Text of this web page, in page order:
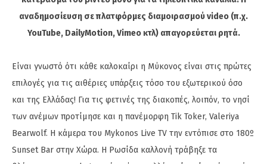
αναδημοσίευση σε πλατφόρμες διαμοιρασμού video (π.χ.
YouTube, DailyMotion, Vimeo κτλ) απαγορεύεται ρητά.
Είναι γνωστό ότι κάθε καλοκαίρι η Μύκονος είναι στις πρώτες
επιλογές για τις αιθέριες υπάρξεις τόσο του εξωτερικού όσο
και της Ελλάδας! Για τις φετινές της διακοπές, λοιπόν, το νησί
των ανέμων προτίμησε και η πανέμορφη Tik Toker, Valeriya
Bearwolf. Η κάμερα του Mykonos Live TV την εντόπισε στο 180º
Sunset Bar στην Χώρα. Η Ρωσίδα καλλονή τράβηξε τα